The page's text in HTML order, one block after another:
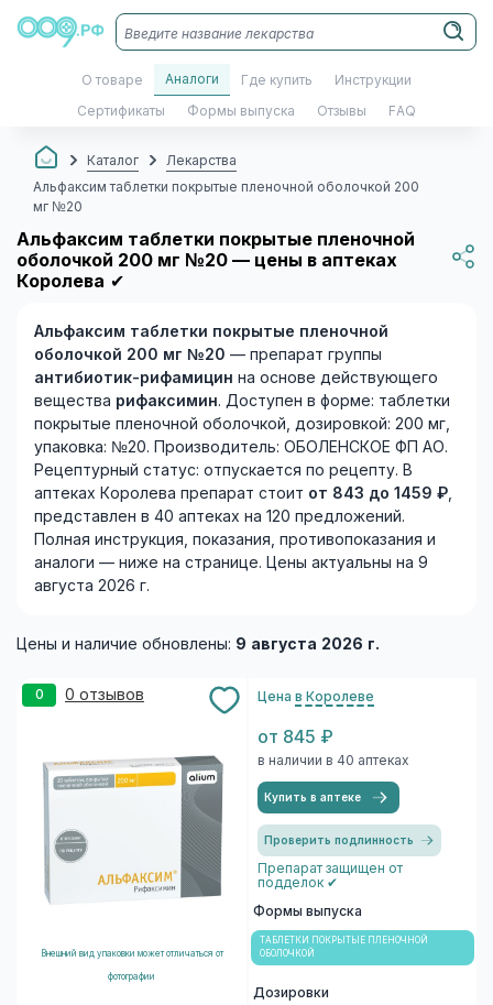
О товаре Аналоги Где купить Инструкции
Сертификаты Формы выпуска Отзывы FAQ
Каталог
Лекарства
Альфаксим таблетки покрытые пленочной оболочкой 200
мг №20
Альфаксим таблетки покрытые пленочной
оболочкой 200 мг №20 — цены в аптеках
Королева ✔
Альфаксим таблетки покрытые пленочной
оболочкой 200 мг №20 — препарат группы
антибиотик-рифамицин на основе действующего
вещества рифаксимин. Доступен в форме: таблетки
покрытые пленочной оболочкой, дозировкой: 200 мг,
упаковка: №20. Производитель: ОБОЛЕНСКОЕ ФП АО.
Рецептурный статус: отпускается по рецепту. В
аптеках Королева препарат стоит от 843 до 1459 ₽,
представлен в 40 аптеках на 120 предложений.
Полная инструкция, показания, противопоказания и
аналоги — ниже на странице. Цены актуальны на 9
августа 2026 г.
Цены и наличие обновлены: 9 августа 2026 г.
0 0 отзывов
Внешний вид упаковки может отличаться от
фотографии
Цена в Королеве
от 845 ₽
в наличии в 40 аптеках
Купить в аптеке
Проверить подлинность
Препарат защищен от
подделок ✔
Формы выпуска
ТАБЛЕТКИ ПОКРЫТЫЕ ПЛЕНОЧНОЙ
ОБОЛОЧКОЙ
Дозировки